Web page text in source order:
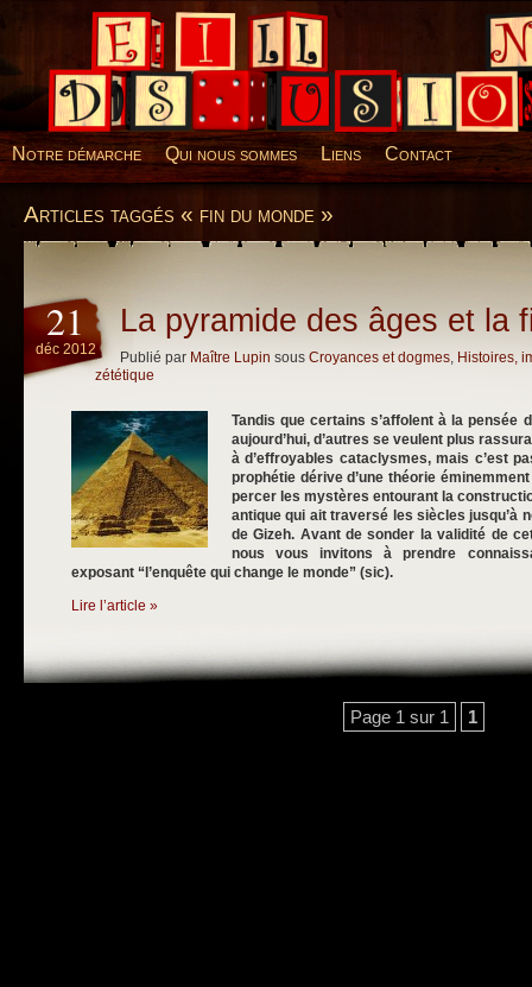
Desillusions
Notre démarche Qui nous sommes Liens Contact
Articles taggés « fin du monde »
21
déc 2012
La pyramide des âges et la
Publié par Maître Lupin sous Croyances et dogmes, Histoires,
zététique
Tandis que certains s’affolent à la pensée
aujourd’hui, d’autres se veulent plus
à d’effroyables cataclysmes, mais c’est
prophétie dérive d’une théorie
percer les mystères entourant la
antique qui ait traversé les siècles jusqu’à
de Gizeh. Avant de sonder la validité de
nous vous invitons à prendre
exposant “l’enquête qui change le monde” (sic).
Lire l’article »
Page 1 sur 1 1